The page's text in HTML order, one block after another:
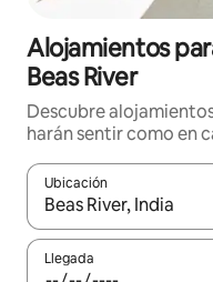
Alojamientos
Beas River
Descubre
harán sentir como en
Ubicación
Cuando los resultados
Llegada